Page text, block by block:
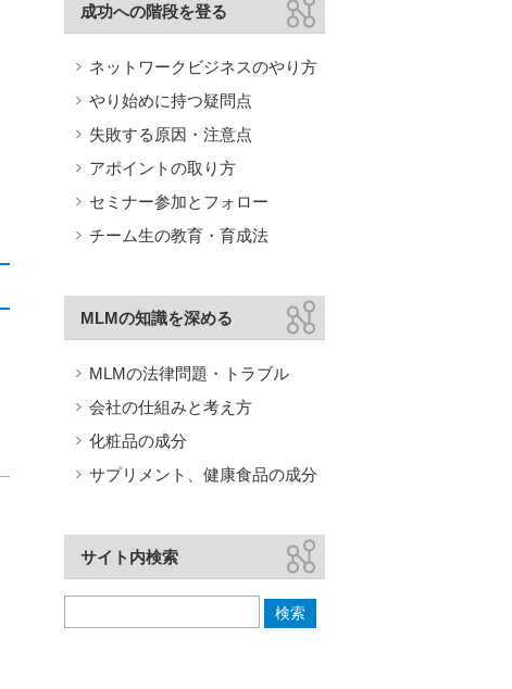
成功への階段を登る
ネットワークビジネスのやり方
やり始めに持つ疑問点
失敗する原因・注意点
アポイントの取り方
セミナー参加とフォロー
チーム生の教育・育成法
MLMの知識を深める
MLMの法律問題・トラブル
会社の仕組みと考え方
化粧品の成分
サプリメント、健康食品の成分
サイト内検索